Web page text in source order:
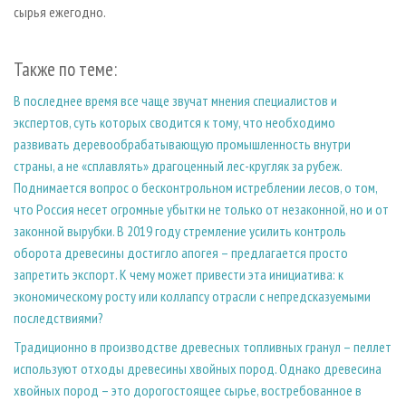
сырья ежегодно.
Также по теме:
В последнее время все чаще звучат мнения специалистов и
экспертов, суть которых сводится к тому, что необходимо
развивать деревообрабатывающую промышленность внутри
страны, а не «сплавлять» драгоценный лес-кругляк за рубеж.
Поднимается вопрос о бесконтрольном истреблении лесов, о том,
что Россия несет огромные убытки не только от незаконной, но и от
законной вырубки. В 2019 году стремление усилить контроль
оборота древесины достигло апогея – предлагается просто
запретить экспорт. К чему может привести эта инициатива: к
экономическому росту или коллапсу отрасли с непредсказуемыми
последствиями?
Традиционно в производстве древесных топливных гранул – пеллет
используют отходы древесины хвойных пород. Однако древесина
хвойных пород – это дорогостоящее сырье, востребованное в